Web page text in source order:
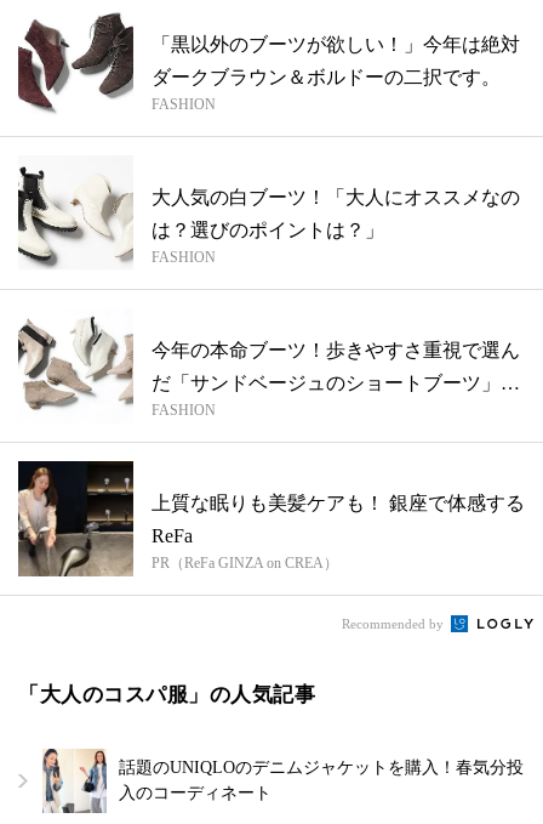
「黒以外のブーツが欲しい！」今年は絶対
ダークブラウン＆ボルドーの二択です。
FASHION
大人気の白ブーツ！「大人にオススメなの
は？選びのポイントは？」
FASHION
今年の本命ブーツ！歩きやすさ重視で選ん
だ「サンドベージュのショートブーツ」4
選
FASHION
上質な眠りも美髪ケアも！ 銀座で体感する
ReFa
PR（ReFa GINZA on CREA）
Recommended by
「大人のコスパ服」の人気記事
話題のUNIQLOのデニムジャケットを購入！春気分投
入のコーディネート